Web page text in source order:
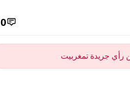
0
رأي جريدة تمغربيت